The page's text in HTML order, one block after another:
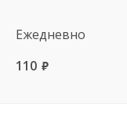
Ежедневно
110 руб.